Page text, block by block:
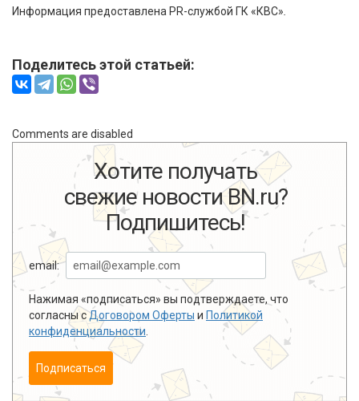
Информация предоставлена PR-службой ГК «КВС»
Поделитесь этой статьей:
Comments are disabled
Хотите получать
свежие новости BN.ru?
Подпишитесь!
email:
Нажимая «подписаться» вы подтверждаете, что
согласны сДоговором Оферты и Политикой
конфиденциальности
Подписаться